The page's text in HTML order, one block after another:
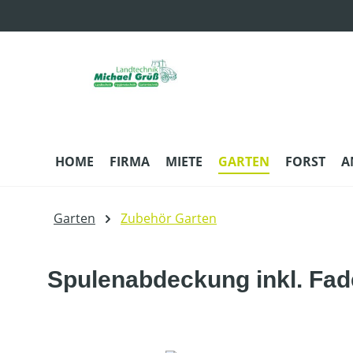
HOME FIRMA MIETE GARTEN FORST
Garten Zubehör Garten
Spulenabdeckung inkl.